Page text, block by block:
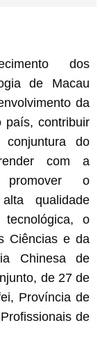
dos
de Macau
da
país, contribuir
do
com a
o
qualidade
o
Ciências e da
Chinesa de
de 27 de
Província de
de